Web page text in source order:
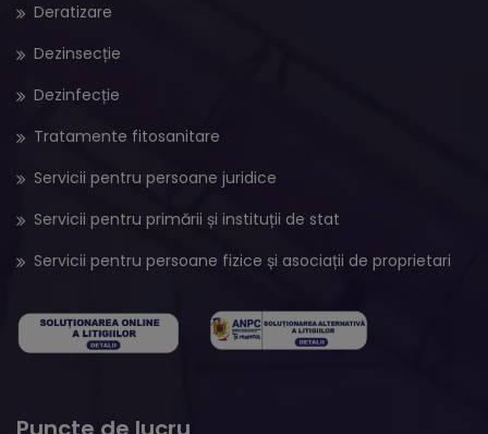
Deratizare
Dezinsecție
Dezinfecție
Tratamente fitosanitare
Servicii pentru persoane juridice
Servicii pentru primării și instituții de stat
Servicii pentru persoane fizice și asociații de proprietari